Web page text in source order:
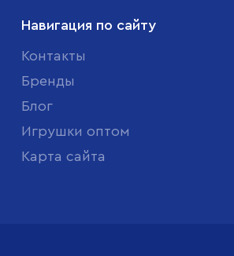
Навигация по сайту
Контакты
Бренды
Блог
Игрушки оптом
Карта сайта